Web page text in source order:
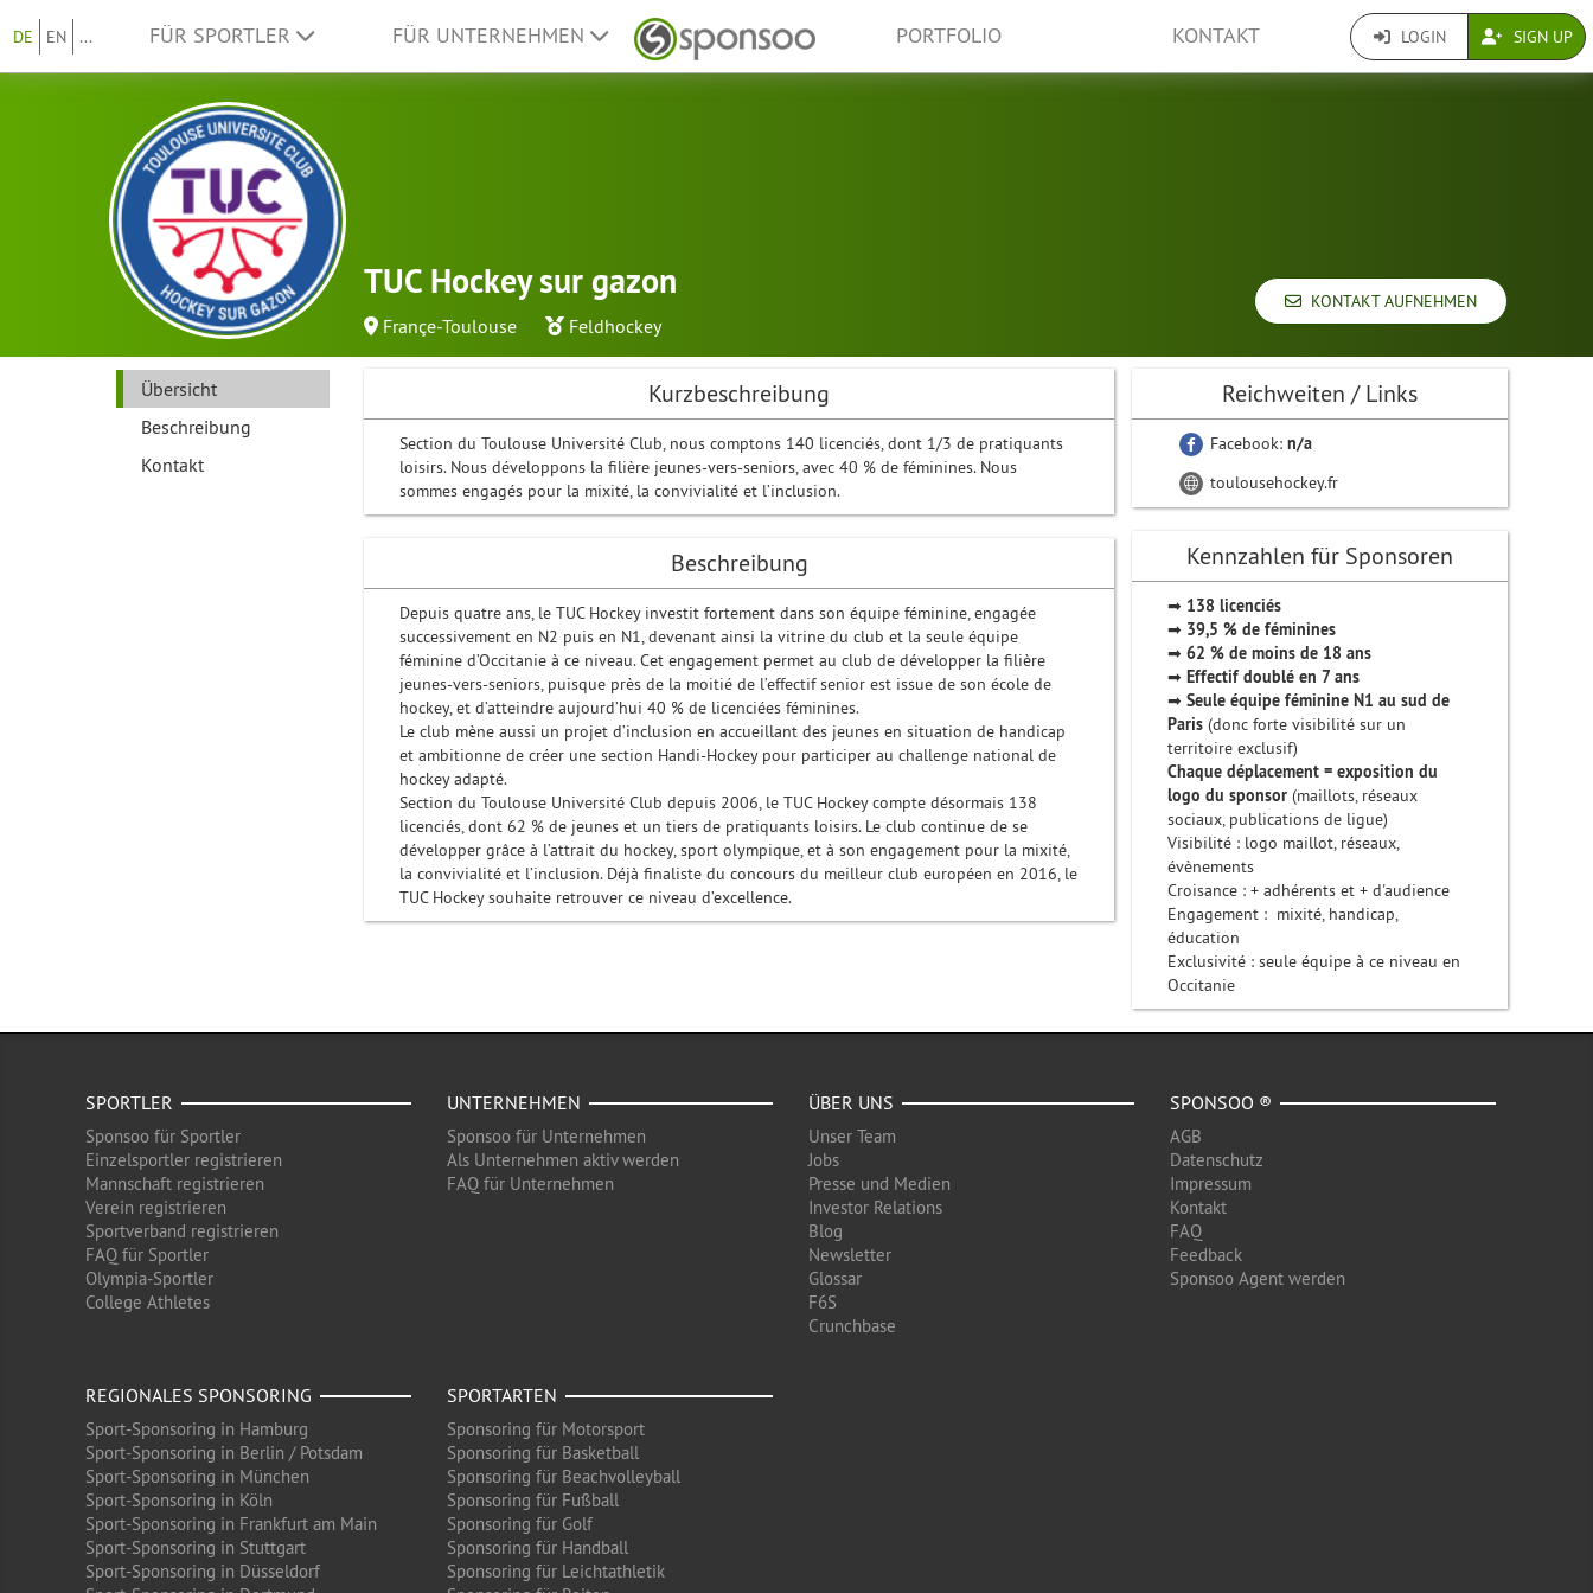
DE EN ... FÜR SPORTLER FÜR UNTERNEHMEN PORTFOLIO KONTAKT LOGIN SIGN UP
TUC Hockey sur gazon
Françe-Toulouse Feldhockey
KONTAKT AUFNEHMEN
Übersicht
Beschreibung
Kontakt
Kurzbeschreibung
Section du Toulouse Université Club, nous comptons 140 licenciés, dont 1/3 de pratiquants
loisirs. Nous développons la filière jeunes-vers-seniors, avec 40 % de féminines. Nous
sommes engagés pour la mixité, la convivialité et l’inclusion.
Beschreibung
Depuis quatre ans, le TUC Hockey investit fortement dans son équipe féminine, engagée
successivement en N2 puis en N1, devenant ainsi la vitrine du club et la seule équipe
féminine d’Occitanie à ce niveau. Cet engagement permet au club de développer la filière
jeunes-vers-seniors, puisque près de la moitié de l’effectif senior est issue de son école de
hockey, et d’atteindre aujourd’hui 40 % de licenciées féminines.
Le club mène aussi un projet d’inclusion en accueillant des jeunes en situation de handicap
et ambitionne de créer une section Handi-Hockey pour participer au challenge national de
hockey adapté.
Section du Toulouse Université Club depuis 2006, le TUC Hockey compte désormais 138
licenciés, dont 62 % de jeunes et un tiers de pratiquants loisirs. Le club continue de se
développer grâce à l’attrait du hockey, sport olympique, et à son engagement pour la mixité,
la convivialité et l’inclusion. Déjà finaliste du concours du meilleur club européen en 2016, le
TUC Hockey souhaite retrouver ce niveau d’excellence.
Reichweiten / Links
Facebook:n/a
toulousehockey.fr
Kennzahlen für Sponsoren
➡ 138 licenciés
➡ 39,5 % de féminines
➡62 % de moins de 18 ans
➡Effectif doublé en 7 ans
➡Seule équipe féminine N1 au sud de
Paris (donc forte visibilité sur un
territoire exclusif)
Chaque déplacement = exposition du
logo du sponsor (maillots, réseaux
sociaux, publications de ligue)
Visibilité : logo maillot, réseaux,
évènements
Croisance : + adhérents et + d'audience
Engagement : mixité, handicap,
éducation
Exclusivité : seule équipe à ce niveau en
Occitanie
SPORTLER
Sponsoo für Sportler
Einzelsportler registrieren
Mannschaft registrieren
Verein registrieren
Sportverband registrieren
FAQ für Sportler
Olympia-Sportler
College Athletes
UNTERNEHMEN
Sponsoo für Unternehmen
Als Unternehmen aktiv werden
FAQ für Unternehmen
ÜBER UNS
Unser Team
Jobs
Presse und Medien
Investor Relations
Blog
Newsletter
Glossar
F6S
Crunchbase
SPONSOO ®
AGB
Datenschutz
Impressum
Kontakt
FAQ
Feedback
Sponsoo Agent werden
REGIONALES SPONSORING
Sport-Sponsoring in Hamburg
Sport-Sponsoring in Berlin / Potsdam
Sport-Sponsoring in München
Sport-Sponsoring in Köln
Sport-Sponsoring in Frankfurt am Main
Sport-Sponsoring in Stuttgart
Sport-Sponsoring in Düsseldorf
SPORTARTEN
Sponsoring für Motorsport
Sponsoring für Basketball
Sponsoring für Beachvolleyball
Sponsoring für Fußball
Sponsoring für Golf
Sponsoring für Handball
Sponsoring für Leichtathletik